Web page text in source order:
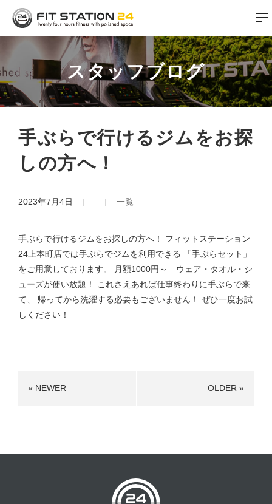
スタッフブログ
手ぶらで行けるジムをお探
しの方へ！
2023年7月4日 一覧
手ぶらで行けるジムをお探しの方へ！ フィットステーション
24上本町店では手ぶらでジムを利用できる 「手ぶらセット」
をご用意しております。 月額1000円～ ウェア・タオル・シ
ューズが使い放題！ これさえあれば仕事終わりに手ぶらで来
て、 帰ってから洗濯する必要もございません！ ぜひ一度お試
しください！
« NEWER OLDER »